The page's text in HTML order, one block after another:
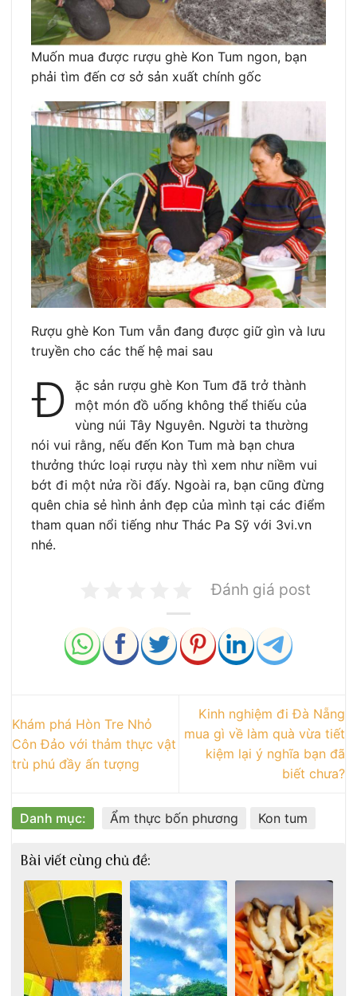
Muốn mua được rượu ghè Kon Tum ngon, bạn
phải tìm đến cơ sở sản xuất chính gốc
Rượu ghè Kon Tum vẫn đang được giữ gìn và lưu
truyền cho các thế hệ mai sau
Đ
ặc sản rượu ghè Kon Tum đã trở thành
một món đồ uống không thể thiếu của
vùng núi Tây Nguyên. Người ta thường
nói vui rằng, nếu đến Kon Tum mà bạn chưa
thưởng thức loại rượu này thì xem như niềm vui
bớt đi một nửa rồi đấy. Ngoài ra, bạn cũng đừng
quên chia sẻ hình ảnh đẹp của mình tại các điểm
tham quan nổi tiếng như Thác Pa Sỹ với 3vi.vn
nhé.
Đánh giá post
Khám phá Hòn Tre Nhỏ
Côn Đảo với thảm thực vật
trù phú đầy ấn tượng
Kinh nghiệm đi Đà Nẵng
mua gì về làm quà vừa tiết
kiệm lại ý nghĩa bạn đã
biết chưa?
Danh mục: Ẩm thực bốn phương Kon tum
Bài viết cùng chủ đề: